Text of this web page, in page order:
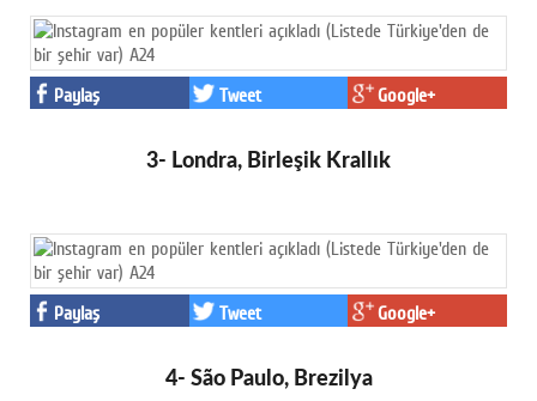
Paylaş Tweet Google+
3- Londra, Birleşik Krallık
Paylaş Tweet Google+
4- São Paulo, Brezilya